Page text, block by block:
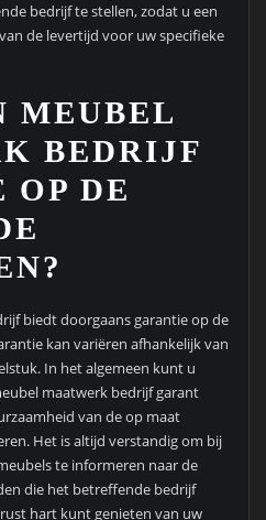
bedrijf te stellen, zodat u een
de levertijd voor uw specifieke
MEUBEL
BEDRIJF
OP DE
biedt doorgaans garantie op de
kan variëren afhankelijk van
In het algemeen kunt u
maatwerk bedrijf garant
van de op maat
Het is altijd verstandig om bij
te informeren naar de
die het betreffende bedrijf
hart kunt genieten van uw